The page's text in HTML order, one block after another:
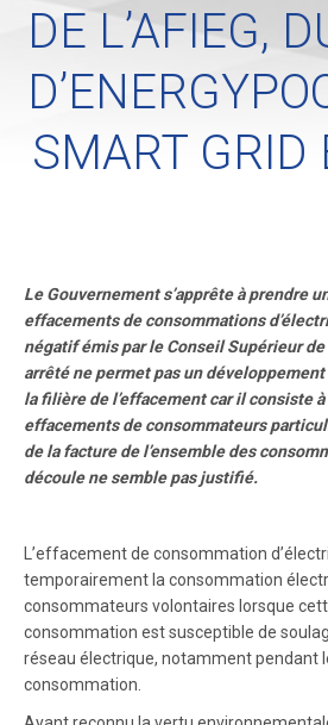
DE L’AFIEG,
SMART GRID
Le Gouvernement s’apprête à prendre
effacements de consommations
négatif émis par le Conseil Supérieur de
arrêté ne permet pas un
la filière de l’effacement car il consiste
effacements de consommateurs
de la facture de l’ensemble des
découle ne semble pas justifié.
L’effacement de consommation
temporairement la consommation
consommateurs volontaires lorsque
consommation est susceptible de
réseau électrique, notamment pendant
consommation.